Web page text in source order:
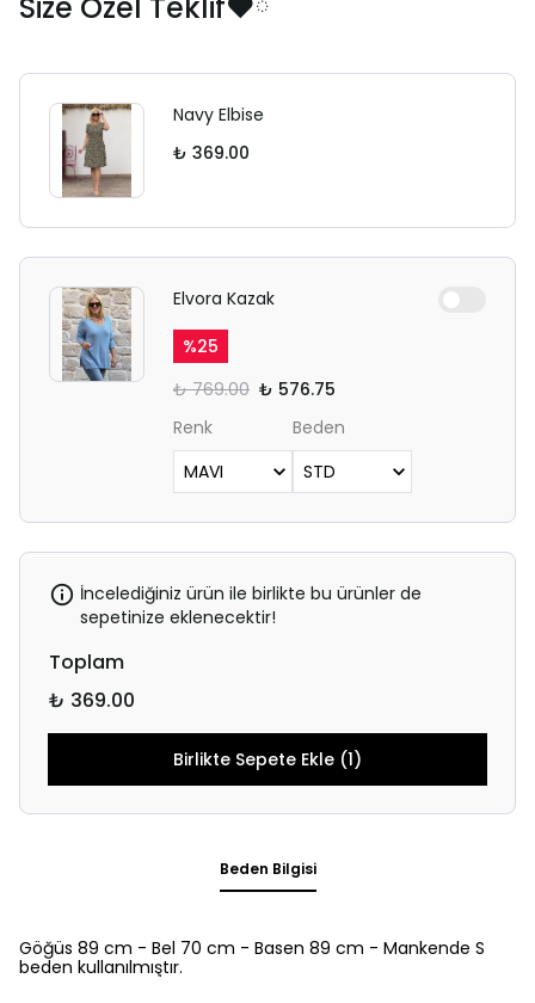
Navy Elbise
₺ 369.00
Elvora Kazak
%25
₺ 769.00 ₺ 576.75
Renk
Beden
İncelediğiniz ürün ile birlikte bu ürünler de
sepetinize eklenecektir!
Toplam
₺ 369.00
Birlikte Sepete Ekle (1)
Beden Bilgisi
Göğüs 89 cm - Bel 70 cm - Basen 89 cm - Mankende S
beden kullanılmıştır.